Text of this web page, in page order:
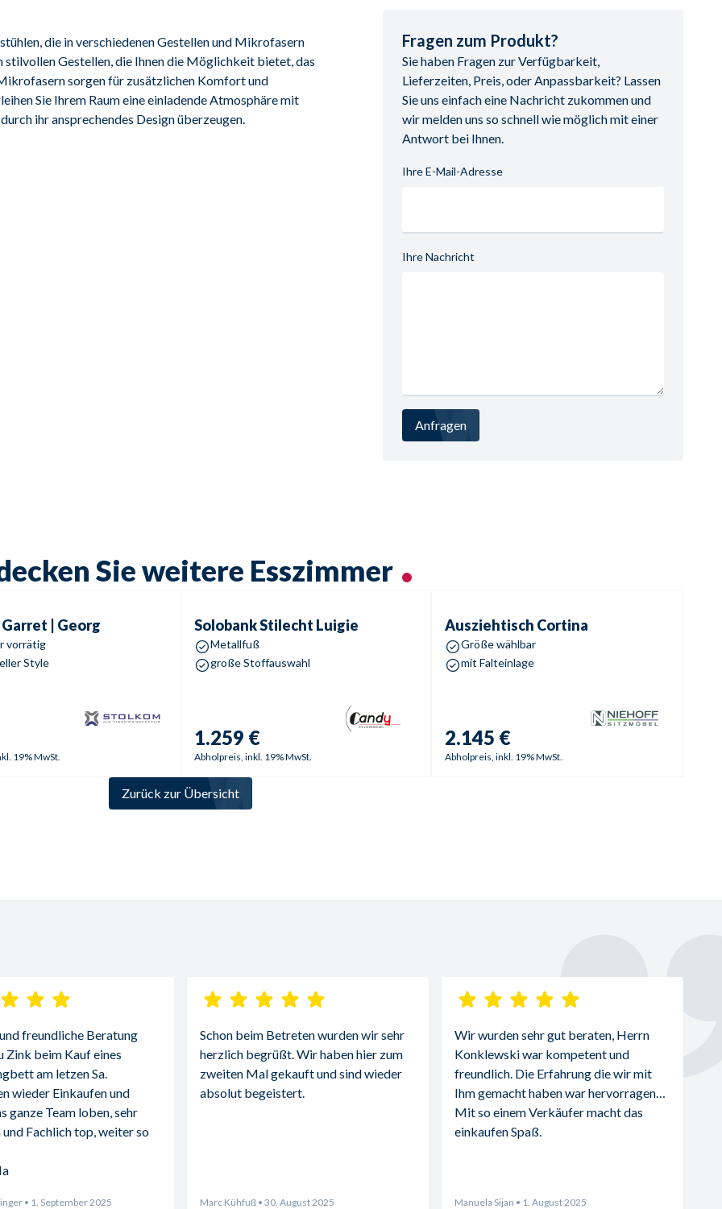
die in verschiedenen Gestellen und Mikrofasern
Gestellen, die Ihnen die Möglichkeit bietet, das
sorgen für zusätzlichen Komfort und
Sie Ihrem Raum eine einladende Atmosphäre mit
ihr ansprechendes Design überzeugen.
Fragen zum Produkt?
Sie haben Fragen zur Verfügbarkeit,
Lieferzeiten, Preis, oder Anpassbarkeit? Lassen
Sie uns einfach eine Nachricht zukommen und
wir melden uns so schnell wie möglich mit einer
Antwort bei Ihnen.
Ihre E-Mail-Adresse
Ihre Nachricht
Anfragen
Sie weitere Esszimmer
Garret | Georg
vorrätig
Style
19% MwSt.
Solobank Stilecht Luigie
Metallfuß
große Stoffauswahl
1.259 €
Abholpreis, inkl. 19% MwSt.
Ausziehtisch Cortina
Größe wählbar
mit Falteinlage
2.145 €
Abholpreis, inkl. 19% MwSt.
Zurück zur Übersicht
freundliche Beratung
Zink beim Kauf eines
am letzen Sa.
wieder Einkaufen und
ganze Team loben, sehr
Fachlich top, weiter so
• 1. September 2025
Schon beim Betreten wurden wir sehr
herzlich begrüßt. Wir haben hier zum
zweiten Mal gekauft und sind wieder
absolut begeistert.
Marc Kühfuß • 30. August 2025
Wir wurden sehr gut beraten, Herrn
Konklewski war kompetent und
freundlich. Die Erfahrung die wir mit
Ihm gemacht haben war hervorragend.
Mit so einem Verkäufer macht das
einkaufen Spaß.
Manuela Sijan • 1. August 2025